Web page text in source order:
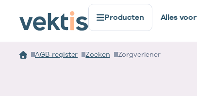
Producten Alles voor
AGB-register Zoeken Zorgverlener